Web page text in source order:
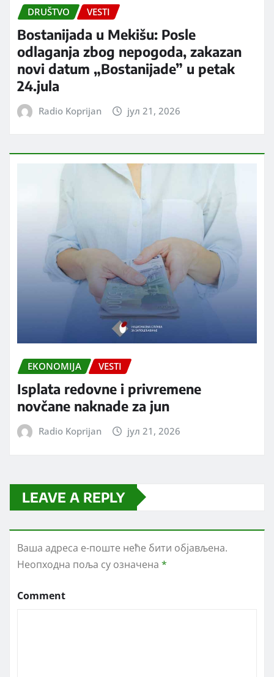
DRUŠTVO VESTI
Bostanijada u Mekišu: Posle
odlaganja zbog nepogoda, zakazan
novi datum „Bostanijade” u petak
24.jula
Radio Koprijan јул 21, 2026
EKONOMIJA VESTI
Isplata redovne i privremene
novčane naknade za jun
Radio Koprijan јул 21, 2026
LEAVE A REPLY
Ваша адреса е-поште неће бити објављена.
Неопходна поља су означена *
Comment